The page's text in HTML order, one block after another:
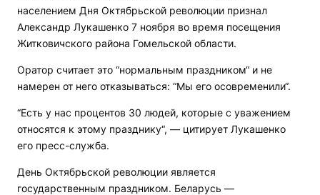
населением Дня Октябрьской революции признал
Александр Лукашенко 7 ноября во время посещения
Житковичского района Гомельской области.
Оратор считает это “нормальным праздником“ и не
намерен от него отказываться: “Мы его осовременили“.
“Есть у нас процентов 30 людей, которые с уважением
относятся к этому празднику“, — цитирует Лукашенко
его пресс-служба.
День Октябрьской революции является
государственным праздником. Беларусь —